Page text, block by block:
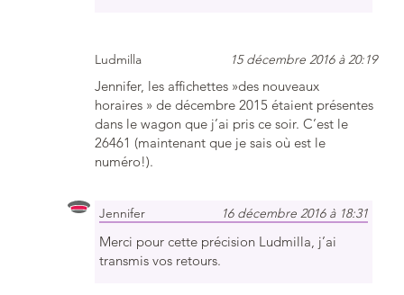
Ludmilla 15 décembre 2016 à 20:19
Jennifer, les affichettes »des nouveaux
horaires » de décembre 2015 étaient présentes
dans le wagon que j’ai pris ce soir. C’est le
26461 (maintenant que je sais où est le
numéro!).
Jennifer 16 décembre 2016 à 18:31
Merci pour cette précision Ludmilla, j’ai
transmis vos retours.